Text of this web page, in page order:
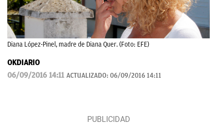
Diana López-Pinel, madre de Diana Quer. (Foto: EFE)
OKDIARIO
06/09/2016 14:11 ACTUALIZADO: 06/09/2016 14:11